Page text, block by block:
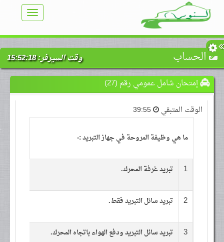
TOGGLE
وقت السيرفر:15:52:18 الحساب
إمتحان شامل عمومي رقم (27)
الوقت المتبقي 39:55
ما هي وظيفة المروحة في جهاز التبريد :-
1 تبريد غرفة المحرك.
2 تبريد سائل التبريد فقط.
3 تبريد سائل التبريد ودفع الهواء باتجاه المحرك.